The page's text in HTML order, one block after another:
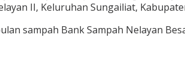
II, Keluruhan Sungailiat,
sampah Bank Sampah Nelayan